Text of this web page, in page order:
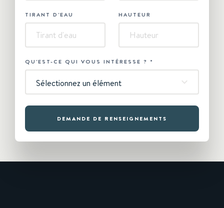
TIRANT D'EAU HAUTEUR
QU'EST-CE QUI VOUS INTÉRESSE ? *
Sélectionnez un élément
DEMANDE DE RENSEIGNEMENTS